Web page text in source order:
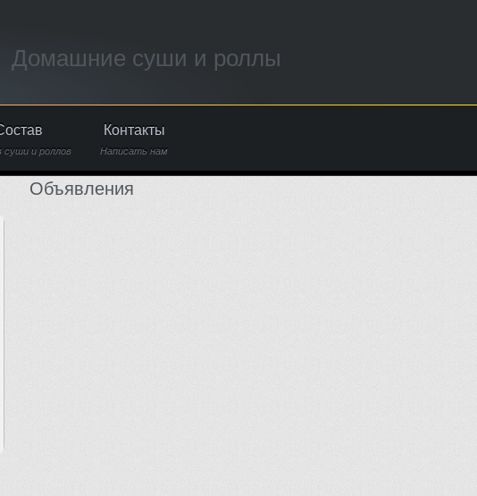
Домашние суши и роллы
суши и роллов
Контакты
Написать нам
Объявления